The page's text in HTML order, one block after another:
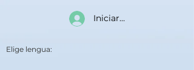
Iniciar sesión
Elige lengua: